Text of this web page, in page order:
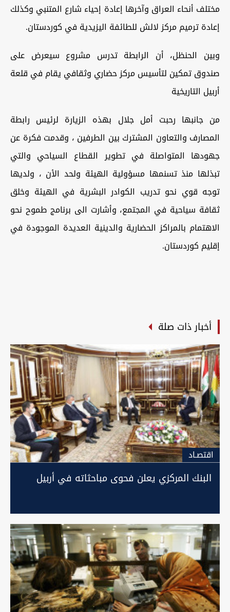
مختلف أنحاء العراق وآخرها إعادة إحياء شارع المتنبي وكذلك
إعادة ترميم مركز لالش للطائفة اليزيدية في كوردستان.
وبين الحنظل، أن الرابطة تدرس مشروع سيعرض على
صندوق تمكين لتأسيس مركز حضاري وثقافي يقام في قلعة
أربيل التاريخية
من جانبها رحبت أمل جلال بهذه الزيارة لرئيس رابطة
المصارف والتعاون المشترك بين الطرفين ، وقدمت فكرة عن
جهودها المتواصلة في تطوير القطاع السياحي والتي
تبذلها منذ تسنمها مسؤولية الهيئة ولحد الأن ، ولديها
توجه قوي نحو تدريب الكوادر البشرية في الهيئة وخلق
ثقافة سياحية في المجتمع، وأشارت الى برنامج طموح نحو
الاهتمام بالمراكز الحضارية والدينية العديدة الموجودة في
إقليم كوردستان.
أخبار ذات صلة
اقتصـاد
البنك المركزي يعلن فحوى مباحثاته في أربيل